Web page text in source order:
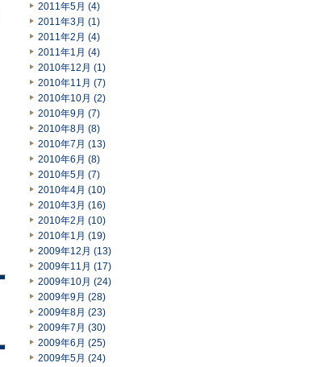
2011年5月 (4)
2011年3月 (1)
2011年2月 (4)
2011年1月 (4)
2010年12月 (1)
2010年11月 (7)
2010年10月 (2)
2010年9月 (7)
2010年8月 (8)
2010年7月 (13)
2010年6月 (8)
2010年5月 (7)
2010年4月 (10)
2010年3月 (16)
2010年2月 (10)
2010年1月 (19)
2009年12月 (13)
2009年11月 (17)
2009年10月 (24)
2009年9月 (28)
2009年8月 (23)
2009年7月 (30)
2009年6月 (25)
2009年5月 (24)